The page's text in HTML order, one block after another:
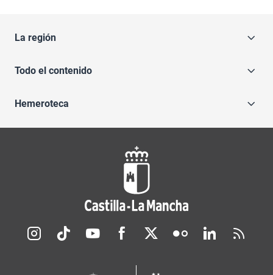
La región
Todo el contenido
Hemeroteca
Redes sociales JCCM